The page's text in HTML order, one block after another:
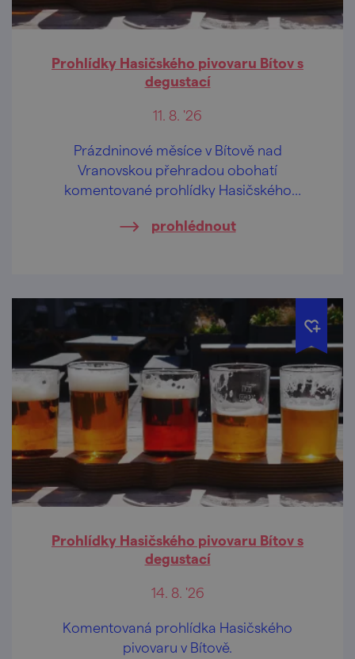
Prohlídky Hasičského pivovaru Bítov s
degustací
11. 8. '26
Prázdninové měsíce v Bítově nad
Vranovskou přehradou obohatí
komentované prohlídky Hasičského
prohlédnout
Prohlídky Hasičského pivovaru Bítov s
degustací
14. 8. '26
Komentovaná prohlídka Hasičského
pivovaru v Bítově.